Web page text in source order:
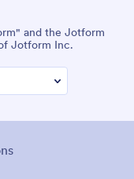
and the Jotform
Jotform Inc.